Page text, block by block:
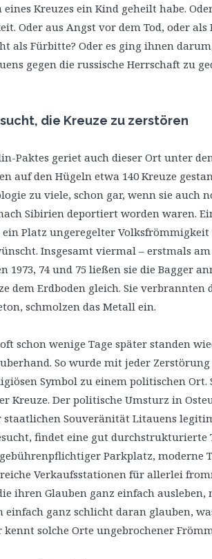
Kreuzes ein Kind geheilt habe.
Oder aus Angst vor dem Tod, oder
als Fürbitte? Oder es ging ihnen
gegen die russische Herrschaft zu
die Kreuze zu zerstören
Paktes geriet auch dieser Ort unter
auf den Hügeln etwa 140 Kreuze
zu viele, schon gar, wenn sie auch
Sibirien deportiert worden waren.
ein Platz ungeregelter
Insgesamt viermal – erstmals am
1973, 74 und 75 ließen sie die Bagger
dem Erdboden gleich. Sie verbrannten
schmolzen das Metall ein.
schon wenige Tage später standen
So wurde mit jeder
Symbol zu einem politischen Ort.
Kreuze. Der politische Umsturz in
Souveränität Litauens
findet eine gut durchstrukturierte
Parkplatz, moderne
Verkaufsstationen für allerlei
ihren Glauben ganz einfach
ganz schlicht daran glauben,
kennt solche Orte ungebrochener